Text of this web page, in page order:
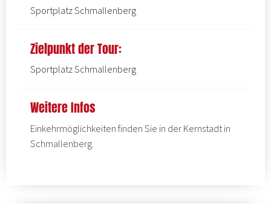
Sportplatz Schmallenberg
Zielpunkt der Tour:
Sportplatz Schmallenberg
Weitere Infos
Einkehrmöglichkeiten finden Sie in der Kernstadt in
Schmallenberg.